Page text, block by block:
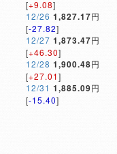
[+9.08]
12/26 1,827.17円
[-27.82]
12/27 1,873.47円
[+46.30]
12/28 1,900.48円
[+27.01]
12/31 1,885.09円
[-15.40]